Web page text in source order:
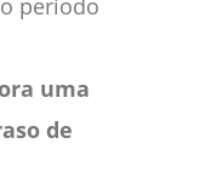
uma
de